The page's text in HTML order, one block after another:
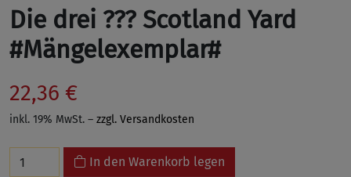
Die drei ??? Scotland Yard
#Mängelexemplar#
22,36 €
inkl. 19% MwSt. – zzgl. Versandkosten
In den Warenkorb legen